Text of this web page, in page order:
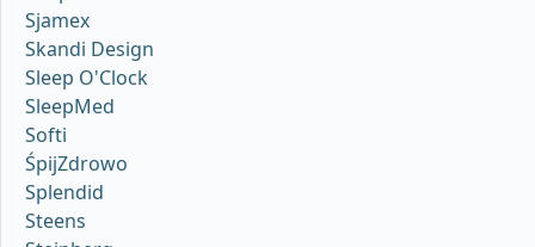
Sjamex
Skandi Design
Sleep O'Clock
SleepMed
Softi
ŚpijZdrowo
Splendid
Steens